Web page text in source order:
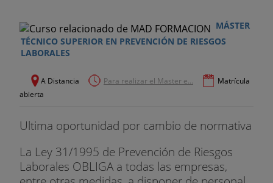
MÁSTER
TÉCNICO SUPERIOR EN PREVENCIÓN DE RIESGOS
LABORALES
A Distancia Para realizar el Master e...
Matrícula
abierta
Ultima oportunidad por cambio de normativa
La Ley 31/1995 de Prevención de Riesgos
Laborales OBLIGA a todas las empresas,